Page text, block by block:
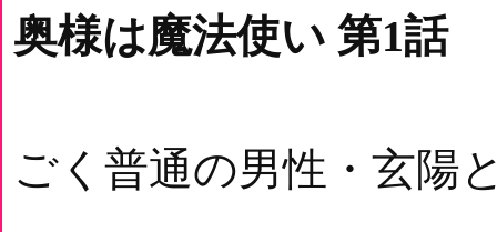
奥様は魔法使い 第1話
ごく普通の男性・玄陽